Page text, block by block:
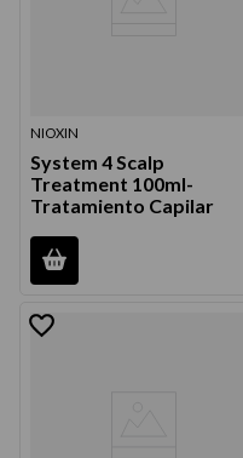
NIOXIN
System 4 Scalp
Treatment 100ml-
Tratamiento Capilar